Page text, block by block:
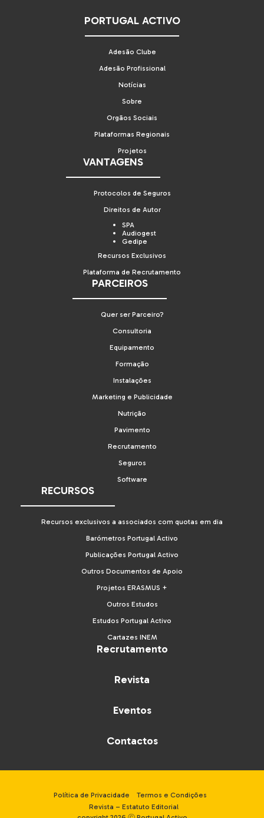
PORTUGAL ACTIVO
Adesão Clube
Adesão Profissional
Notícias
Sobre
Orgãos Sociais
Plataformas Regionais
Projetos
VANTAGENS
Protocolos de Seguros
Direitos de Autor
SPA
Audiogest
Gedipe
Recursos Exclusivos
Plataforma de Recrutamento
PARCEIROS
Quer ser Parceiro?
Consultoria
Equipamento
Formação
Instalações
Marketing e Publicidade
Nutrição
Pavimento
Recrutamento
Seguros
Software
RECURSOS
Recursos exclusivos a associados com quotas em dia
Barómetros Portugal Activo
Publicações Portugal Activo
Outros Documentos de Apoio
Projetos ERASMUS +
Outros Estudos
Estudos Portugal Activo
Cartazes INEM
Recrutamento
Revista
Eventos
Contactos
Política de Privacidade
Termos e Condições
Revista – Estatuto Editorial